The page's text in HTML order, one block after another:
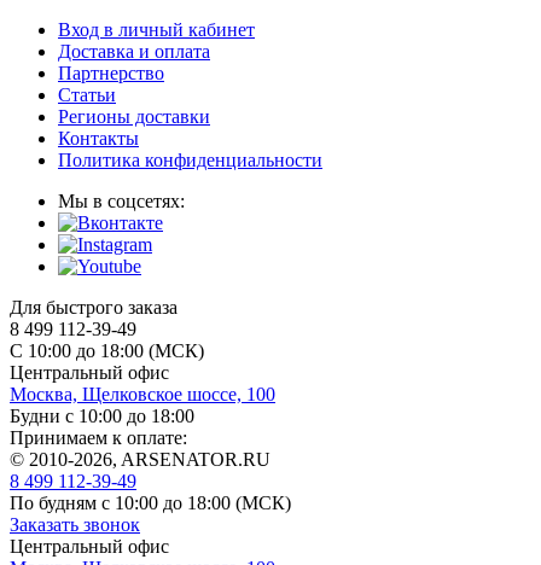
Вход в личный кабинет
Доставка и оплата
Партнерство
Статьи
Регионы доставки
Контакты
Политика конфиденциальности
Мы в соцсетях:
Для быстрого заказа
8 499 112-39-49
С 10:00 до 18:00 (МСК)
Центральный офис
Москва, Щелковское шоссе, 100
Будни с 10:00 до 18:00
Принимаем к оплате:
© 2010-2026, ARSENATOR.RU
8 499 112-39-49
По будням с 10:00 до 18:00 (МСК)
Заказать звонок
Центральный офис